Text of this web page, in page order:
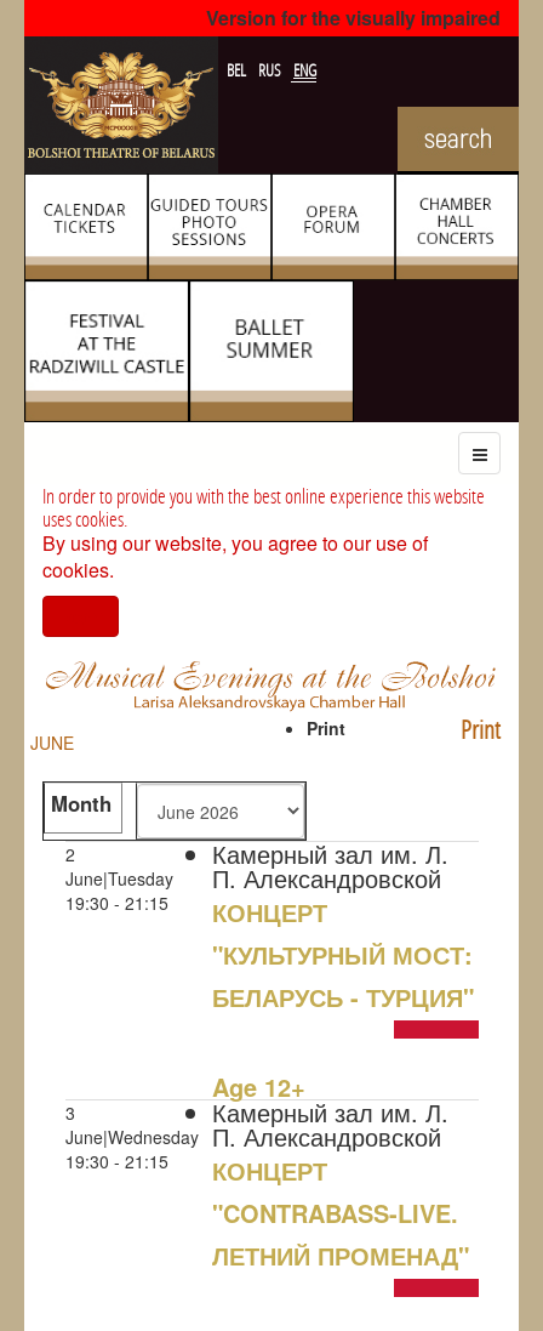
Version for the visually impaired
BEL RUS ENG
In order to provide you with the best online experience this website
uses cookies.
By using our website, you agree to our use of
cookies.
JUNE
Month
Print
Print
2
June|Tuesday
19:30 - 21:15
Камерный зал им. Л.
П. Александровской
КОНЦЕРТ
"КУЛЬТУРНЫЙ МОСТ:
БЕЛАРУСЬ - ТУРЦИЯ"
Age 12+
3
June|Wednesday
19:30 - 21:15
Камерный зал им. Л.
П. Александровской
КОНЦЕРТ
"CONTRABASS-LIVE.
ЛЕТНИЙ ПРОМЕНАД"